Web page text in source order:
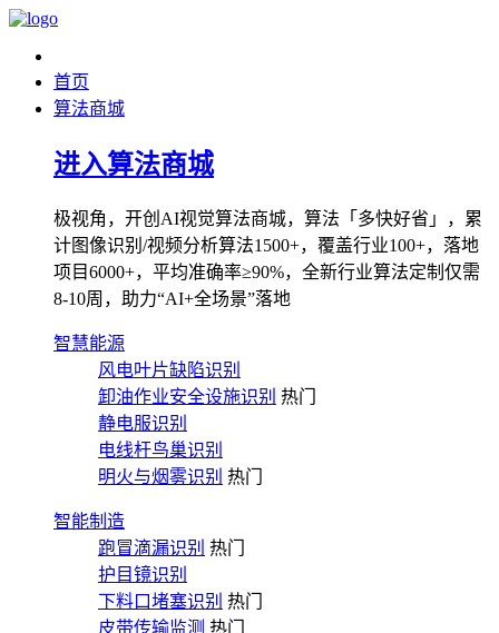
首页
算法商城
进入算法商城
极视角，开创AI视觉算法商城，算法「多快好省」，累
计图像识别/视频分析算法1500+，覆盖行业100+，落地
项目6000+，平均准确率≥90%，全新行业算法定制仅需
8-10周，助力“AI+全场景”落地
智慧能源
风电叶片缺陷识别
卸油作业安全设施识别 热门
静电服识别
电线杆鸟巢识别
明火与烟雾识别 热门
智能制造
跑冒滴漏识别 热门
护目镜识别
下料口堵塞识别 热门
皮带传输监测 热门